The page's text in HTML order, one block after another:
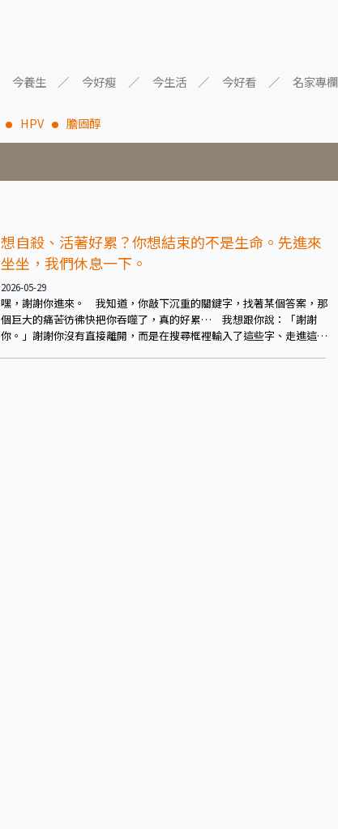
今養生 今好瘦 今生活 今好看 名家專欄
HPV 膽固醇
想自殺、活著好累？你想結束的不是生命。先進來
坐坐，我們休息一下。
2026-05-29
嘿，謝謝你進來。 我知道，你敲下沉重的關鍵字，找著某個答案，那
個巨大的痛苦彷彿快把你吞噬了，真的好累… 我想跟你說：「謝謝
你。」謝謝你沒有直接離開，而是在搜尋框裡輸入了這些字、走進這